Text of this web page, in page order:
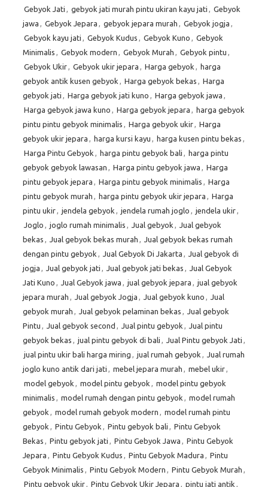
Gebyok Jati , gebyok jati murah pintu ukiran kayu jati , Gebyok
jawa , Gebyok Jepara , gebyok jepara murah , Gebyok jogja ,
Gebyok kayu jati , Gebyok Kudus , Gebyok Kuno , Gebyok
Minimalis , Gebyok modern , Gebyok Murah , Gebyok pintu ,
Gebyok Ukir, Gebyok ukir jepara , Harga gebyok , harga
gebyok antik kusen gebyok , Harga gebyok bekas , Harga
gebyok jati , Harga gebyok jati kuno , Harga gebyok jawa ,
Harga gebyok jawa kuno , Harga gebyok jepara , harga gebyok
pintu pintu gebyok minimalis , Harga gebyok ukir, Harga
gebyok ukir jepara , harga kursi kayu , harga kusen pintu bekas ,
Harga Pintu Gebyok , harga pintu gebyok bali , harga pintu
gebyok gebyok lawasan , Harga pintu gebyok jawa , Harga
pintu gebyok jepara , Harga pintu gebyok minimalis , Harga
pintu gebyok murah , harga pintu gebyok ukir jepara , Harga
pintu ukir, jendela gebyok , jendela rumah joglo , jendela ukir,
Joglo , joglo rumah minimalis , Jual gebyok , Jual gebyok
bekas , Jual gebyok bekas murah , Jual gebyok bekas rumah
dengan pintu gebyok , Jual Gebyok Di Jakarta , Jual gebyok di
jogja , Jual gebyok jati , Jual gebyok jati bekas , Jual Gebyok
Jati Kuno , Jual Gebyok jawa , jual gebyok jepara , jual gebyok
jepara murah , Jual gebyok Jogja , Jual gebyok kuno , Jual
gebyok murah , Jual gebyok pelaminan bekas , Jual gebyok
Pintu , Jual gebyok second , Jual pintu gebyok , Jual pintu
gebyok bekas , jual pintu gebyok di bali , Jual Pintu gebyok Jati ,
jual pintu ukir bali harga miring , jual rumah gebyok , Jual rumah
joglo kuno antik dari jati , mebel jepara murah , mebel ukir,
model gebyok , model pintu gebyok , model pintu gebyok
minimalis , model rumah dengan pintu gebyok , model rumah
gebyok , model rumah gebyok modern , model rumah pintu
gebyok , Pintu Gebyok , Pintu gebyok bali , Pintu Gebyok
Bekas , Pintu gebyok jati , Pintu Gebyok Jawa , Pintu Gebyok
Jepara , Pintu Gebyok Kudus , Pintu Gebyok Madura , Pintu
Gebyok Minimalis , Pintu Gebyok Modern , Pintu Gebyok Murah ,
Pintu gebyok ukir, Pintu Gebyok Ukir Jepara , pintu jati antik ,